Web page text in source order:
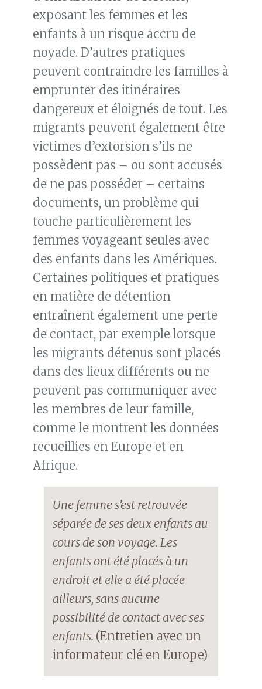
exposant les femmes et les
enfants à un risque accru de
noyade. D’autres pratiques
peuvent contraindre les familles à
emprunter des itinéraires
dangereux et éloignés de tout. Les
migrants peuvent également être
victimes d’extorsion s’ils ne
possèdent pas – ou sont accusés
de ne pas posséder – certains
documents, un problème qui
touche particulièrement les
femmes voyageant seules avec
des enfants dans les Amériques.
Certaines politiques et pratiques
en matière de détention
entraînent également une perte
de contact, par exemple lorsque
les migrants détenus sont placés
dans des lieux différents ou ne
peuvent pas communiquer avec
les membres de leur famille,
comme le montrent les données
recueillies en Europe et en
Afrique.
Une femme s’est retrouvée
séparée de ses deux enfants au
cours de son voyage. Les
enfants ont été placés à un
endroit et elle a été placée
ailleurs, sans aucune
possibilité de contact avec ses
enfants. (Entretien avec un
informateur clé en Europe)